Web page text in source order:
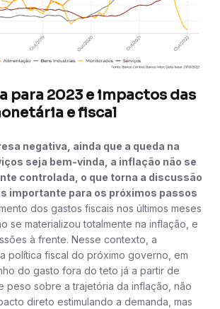
para 2023 e impactos das
e fiscal
negativa, ainda que a queda na
seja bem-vinda, a inflação não se
controlada, o que torna a discussão
importante para os próximos passos
dos gastos fiscais nos últimos meses
se materializou totalmente na inflação, e
à frente. Nesse contexto, a
política fiscal do próximo governo, em
do gasto fora do teto já a partir de
peso sobre a trajetória da inflação, não
direto estimulando a demanda, mas